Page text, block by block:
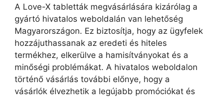
A Love-X tabletták megvásárlására kizárólag a
gyártó hivatalos weboldalán van lehetőség
Magyarországon. Ez biztosítja, hogy az ügyfelek
hozzájuthassanak az eredeti és hiteles
termékhez, elkerülve a hamisítványokat és a
minőségi problémákat. A hivatalos weboldalon
történő vásárlás további előnye, hogy a
vásárlók élvezhetik a legújabb promóciókat és